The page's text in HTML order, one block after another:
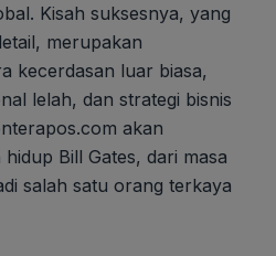
Kisah suksesnya, yang
merupakan
kecerdasan luar biasa,
lelah, dan strategi bisnis
akan
Bill Gates, dari masa
salah satu orang terkaya